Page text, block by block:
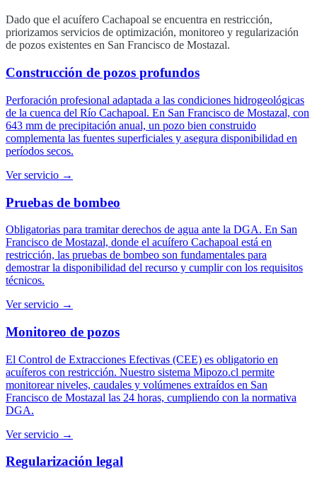
Dado que el acuífero Cachapoal se encuentra en restricción,
priorizamos servicios de optimización, monitoreo y regularización
de pozos existentes en San Francisco de Mostazal.
Construcción de pozos profundos
Perforación profesional adaptada a las condiciones hidrogeológicas
de la cuenca del Río Cachapoal. En San Francisco de Mostazal, con
643 mm de precipitación anual, un pozo bien construido
complementa las fuentes superficiales y asegura disponibilidad en
períodos secos.
Ver servicio →
Pruebas de bombeo
Obligatorias para tramitar derechos de agua ante la DGA. En San
Francisco de Mostazal, donde el acuífero Cachapoal está en
restricción, las pruebas de bombeo son fundamentales para
demostrar la disponibilidad del recurso y cumplir con los requisitos
técnicos.
Ver servicio →
Monitoreo de pozos
El Control de Extracciones Efectivas (CEE) es obligatorio en
acuíferos con restricción. Nuestro sistema Mipozo.cl permite
monitorear niveles, caudales y volúmenes extraídos en San
Francisco de Mostazal las 24 horas, cumpliendo con la normativa
DGA.
Ver servicio →
Regularización legal